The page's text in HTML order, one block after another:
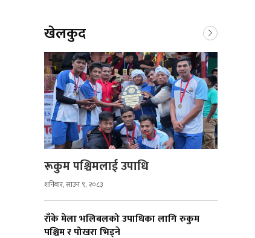
खेलकुद
रूकुम पश्चिमलाई उपाधि
शनिबार, साउन ९, २०८३
राँके मेला भलिबलको उपाधिका लागि रुकुम
पश्चिम र पोखरा भिड्ने